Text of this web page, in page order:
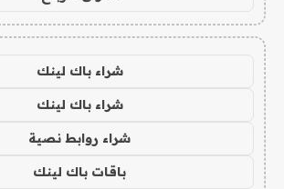
شراء باك لينك
شراء باك لينك
شراء روابط نصية
باقات باك لينك